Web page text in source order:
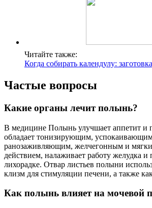
Читайте также:
Когда собирать календулу:
Частые вопросы
Какие органы лечит полынь?
В медицине Полынь улучшает аппетит и
обладает тонизирующим,
ранозаживляющим, желчегонным и
действием, налаживает работу желудка и
лихорадке. Отвар листьев полыни
клизм для стимуляции печени, а также
Как полынь влияет на мочевой